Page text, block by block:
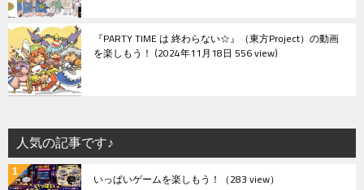
『PARTY TIME は 終わらない☆』（東方Project）の動画
を楽しもう！ 2024年11月18日 556 view
人気の記事です♪
いっぱいゲームを楽しもう！ （283 view）